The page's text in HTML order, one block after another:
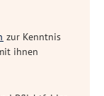
zur Kenntnis
ihnen